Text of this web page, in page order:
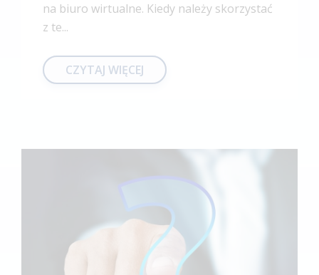
na biuro wirtualne. Kiedy należy skorzystać
z te...
CZYTAJ WIĘCEJ